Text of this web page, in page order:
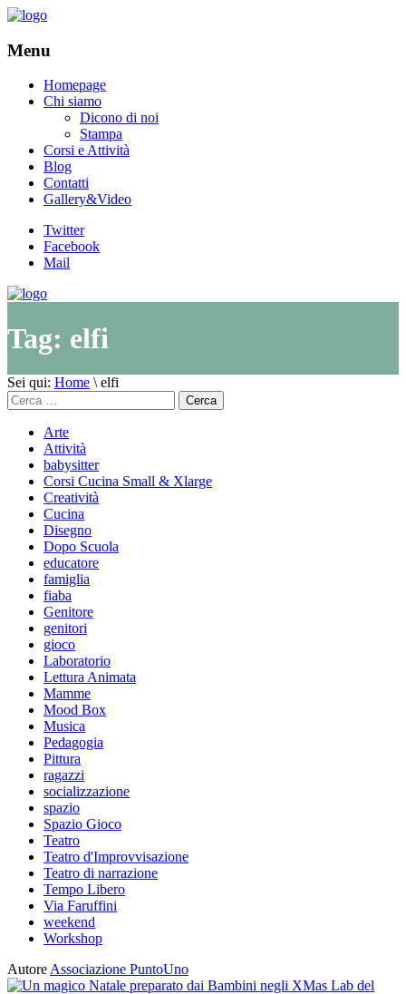
Menu
Homepage
Chi siamo
Dicono di noi
Stampa
Corsi e Attività
Blog
Contatti
Gallery&Video
Twitter
Facebook
Mail
Tag: elfi
Sei qui: Home \ elfi
Cerca
per:
Arte
Attività
babysitter
Corsi Cucina Small & Xlarge
Creatività
Cucina
Disegno
Dopo Scuola
educatore
famiglia
fiaba
Genitore
genitori
gioco
Laboratorio
Lettura Animata
Mamme
Mood Box
Musica
Pedagogia
Pittura
ragazzi
socializzazione
spazio
Spazio Gioco
Teatro
Teatro d'Improvvisazione
Teatro di narrazione
Tempo Libero
Via Faruffini
weekend
Workshop
Autore Associazione PuntoUno